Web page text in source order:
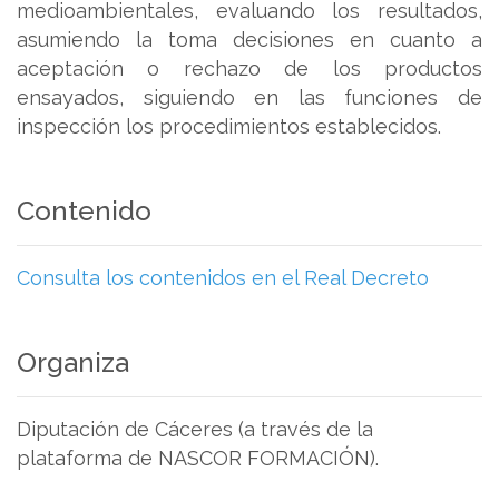
medioambientales, evaluando los resultados,
asumiendo la toma decisiones en cuanto a
aceptación o rechazo de los productos
ensayados, siguiendo en las funciones de
inspección los procedimientos establecidos.
Contenido
Consulta los contenidos en el Real Decreto
Organiza
Diputación de Cáceres (a través de la
plataforma de NASCOR FORMACIÓN).